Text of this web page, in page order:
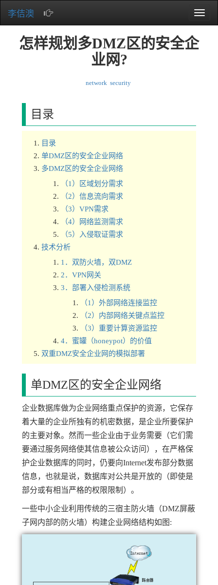
Toggle
李佶澳
怎样规划多DMZ区的安全企
业网?
network security
目录
目录
单DMZ区的安全企业网络
多DMZ区的安全企业网络
（1）区域划分需求
（2）信息流向需求
（3）VPN需求
（4）网络监测需求
（5）入侵取证需求
技术分析
1．双防火墙，双DMZ
2．VPN网关
3．部署入侵检测系统
（1）外部网络连接监控
（2）内部网络关键点监控
（3）重要计算资源监控
4．蜜罐（honeypot）的价值
双重DMZ安全企业网的模拟部署
单DMZ区的安全企业网络
企业数据库做为企业网络重点保护的资源，它保存
着大量的企业所独有的机密数据，是企业所要保护
的主要对象。然而一些企业由于业务需要（它们需
要通过服务网络使其信息被公众访问），在严格保
护企业数据库的同时，仍要向Internet发布部分数据
信息，也就是说，数据库对公共是开放的（即使是
部分或有相当严格的权限限制）。
一些中小企业利用传统的三宿主防火墙（DMZ屏蔽
子网内部的防火墙）构建企业网络结构如图: